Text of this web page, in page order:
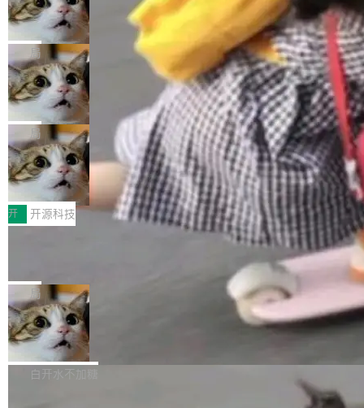
nt智能测试系统入选AI测试领域代表产品。对CI
O而言，这提示了一个转变：AI测试正在从效率
工具升级为企业的质量基础设施。 CIO面对的新
现实 过去两年，CIO们的焦虑清单上多了两项：
一是如何让大模型和智能体应用安全地从PoC走
向生产，二是如何让测试团队跟得上AI应用...
（sum type）。但他说清楚了一件事：这不是类
型系统的学术体操，是日常编码的思维方式。 文
章从一个简单的例子切入。一个网站的深色主题
设置，如果用布尔值 + 可空字段来表示——bool
ean 表示是否可切换，nullable 的默认模式、浅
色方案、深色方案——会产生大量无意义的组
合。方案缺了、配置冲突了、全 null 了。要知道
哪些组合有效，作者说，你得靠"文档、校验、或
者部落知识"。 换个写法。Rust 的 enum，两个
变体：Switchable...
Cloudflare 开源内部企业 AI 平台 Clou
dflare OS
Cloudflare 发布了一个开源项目 Cloudflare O
S。如果你只看官方博客，你会觉得这是又一
个"AI 知识库 + 聊天机器人"——每个大厂都在
做，没什么新鲜的。 但 Kenton Varda 在 Twitte
r 上把事情说清楚了： 今天我们发布了 Cloudfla
re OS，一个带连接器的聊天机器人，跟其他所
有科技公司做的一样。只不过，实际上它不一
样。这是 Sandstorm.io 的重制版，我十年前的
那个创业公司。不同的是，这次它构建在 Cloudf
lare Workers 上——我花了九年时间搭建的平台
——并且深度集成了 AI。这基本上是我十年秘密
局
Deno 团队开源 Celld，可自托管的分
布式 Durable Objects
Ryan Dahl 领导的 Deno 团队推出了最新开源项
目 Celld，一个能在自己机器上运行 Cloudflare
Workers 和 Durable Objects 的守护进程。 设
计思路很直接：每个对象是一个独立的 SQLite
数据库，按名称寻址，复制到你自己的 S3 兼容
存储库里。节点之间只通过这个存储库协调——
没有控制平面，没有共识协议。每个对象自带一
个小型数据库，应用天然按分片构建，单个数据
库的竞争和爆炸半径问题在设计层面就被消除
了。 闲置的 cell 会休眠到几乎不占资源。当 cel
l 迁移或唤醒时，新宿主从 S3 恢复 SQLite 数据
库继续执行。存储库是持久化的唯一真相...
局
鲁大师7月新机性能/流畅/AI榜：vivo夺
性能、流畅双第一，三星Galaxy Z系列
新折叠缺席
2026年7月的手机市场，由于存储等硬件成本暴
增，手机厂商的日子也不好过啊，新机速度明显
放缓，因此硝烟味淡了许多。新机参数规格除开
高价的三星折叠（三星Galaxy Z Fold8 Ultra / Z
Fold8 / Z Flip8）外，其余要么是中低端机器，
例如iQOO Z11i、REDMI Note 17、REDMI No
te 17 Pro、OPPO K15，要么是vivo X300 E这
样的次旗舰。 Galaxy Z Fold8 Ultra / Z Fold8 /
Z Flip8三款折叠屏新机均在7月22日发布，且全
部搭载骁龙8 Elite Gen5 for Galaxy，它们本该
开 开源科技
Zed 编辑器团队发布了新项目——DeltaDB，一
个在 git commit 之间记录每一次编辑操作的版
本控制系统。目前处于 Early Access 阶段。 De
ltaDB 的核心思路直接写在 landing page 最显
眼的位置：「Software is made between com
mits」——软件是在 commit 之间写出来的。git
局
SpaceXAI 单季资本开支达 183 亿美元
根据风险投资人Tomer Tunguz 博客（VC 分
析）披露的最新分析与第二季度业绩报告，Spac
白开水不加糖